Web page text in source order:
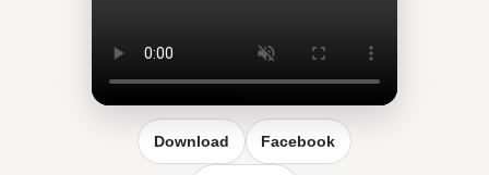
Reel vergrößern
Download Facebook